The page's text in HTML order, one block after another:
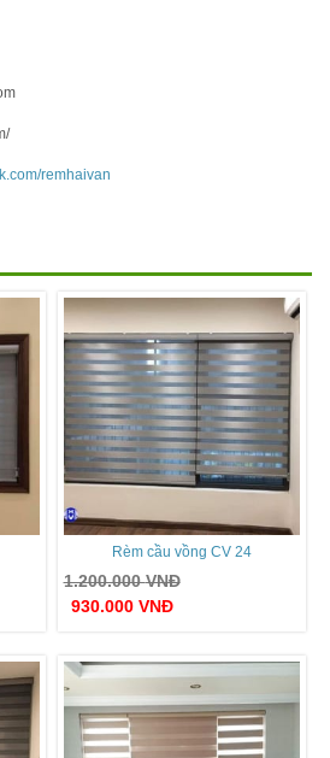
remhaivan
Rèm cầu vồng CV 24
1.200.000VNĐ
930.000 VNĐ